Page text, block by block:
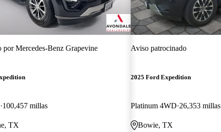
porMercedes-Benz Grapevine
100,457 millas
TX
Aviso patrocinado
2025 Ford Expedition
Platinum 4WD 26,353 millas
Bowie, TX